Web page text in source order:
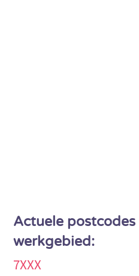
Actuele
werkgebied:
7XXX